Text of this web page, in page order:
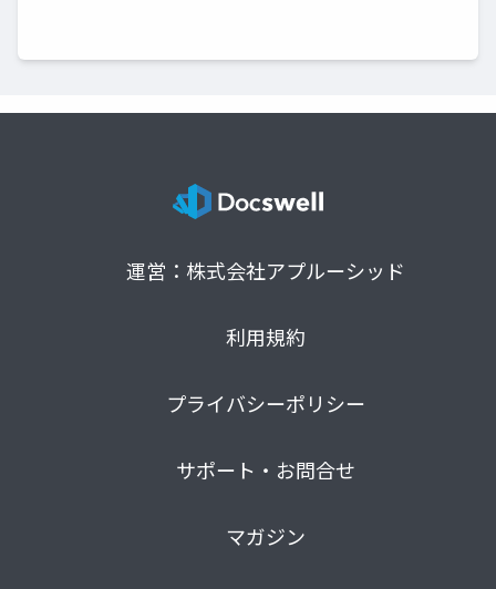
運営：株式会社アプルーシッド
利用規約
プライバシーポリシー
サポート・お問合せ
マガジン